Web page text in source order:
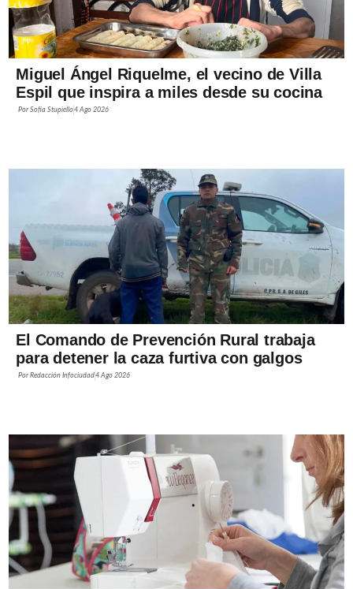
Miguel Ángel Riquelme, el vecino de Villa
Espil que inspira a miles desde su cocina
PorSofía Stupiello4 Ago 2026
El Comando de Prevención Rural trabaja
para detener la caza furtiva con galgos
PorRedacción Infociudad4 Ago 2026